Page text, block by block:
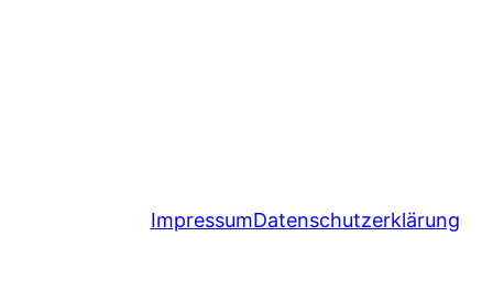
ImpressumDatenschutzerklärung